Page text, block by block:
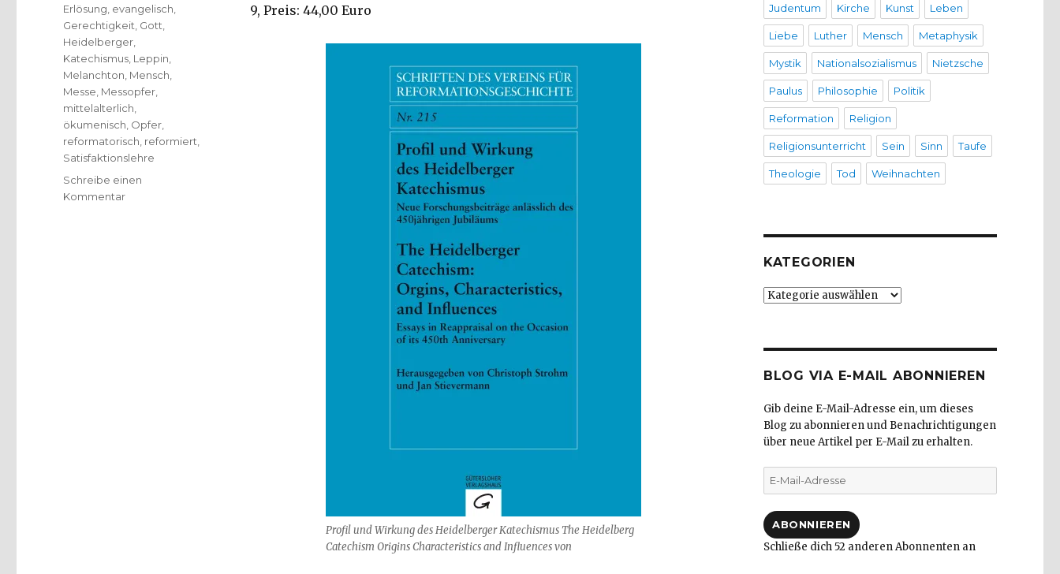
9, Preis: 44,00 Euro
Profil und Wirkung des Heidelberger Katechismus The Heidelberg
Catechism Origins Characteristics and Influences von
Erlösung evangelisch
Gerechtigkeit Gott
Heidelberger
Katechismus Leppin
Melanchton Mensch
Messe Messopfer
mittelalterlich
ökumenisch Opfer
reformatorisch reformiert
Satisfaktionslehre
Schreibe einen
Kommentarzu
Judentum Kirche Kunst Leben
Liebe Luther Mensch Metaphysik
Mystik Nationalsozialismus Nietzsche
Paulus Philosophie Politik
Reformation Religion
Religionsunterricht Sein Sinn Taufe
Theologie Tod Weihnachten
KATEGORIEN
Kategorien
BLOG VIA E-MAIL ABONNIEREN
Gib deine E-Mail-Adresse ein, um dieses
Blog zu abonnieren und Benachrichtigungen
über neue Artikel per E-Mail zu erhalten.
E-
Mail-
ABONNIEREN
Schließe dich 52 anderen Abonnenten an